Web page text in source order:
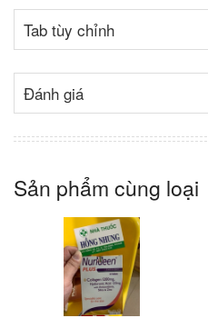
Tab tùy chỉnh
Đánh giá
Sản phẩm cùng loại